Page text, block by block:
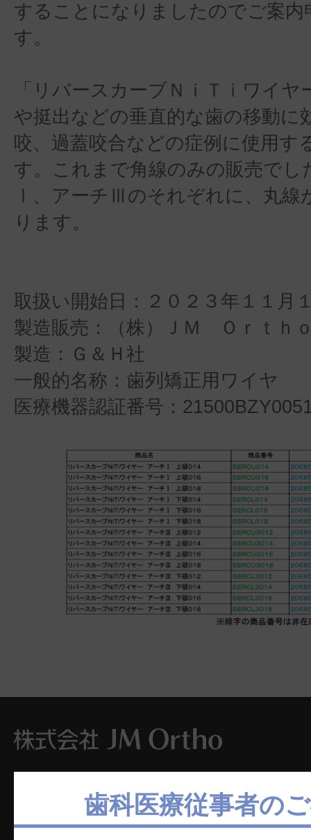
歯科医療従事者の
することになりましたのでご案内
す。
「リバースカーブＮｉＴｉワイヤ
や挺出などの垂直的な歯の移動に
咬、過蓋咬合などの症例に使用す
す。これまで角線のみの販売でし
Ⅰ、アーチⅢのそれぞれに、丸線
ります。
取扱い開始日：２０２３年１１月
製造販売：（株）ＪＭ Ｏｒｔｈ
製造：Ｇ＆Ｈ社
一般的名称：歯列矯正用ワイヤ
医療機器認証番号：
製
〒101-0062